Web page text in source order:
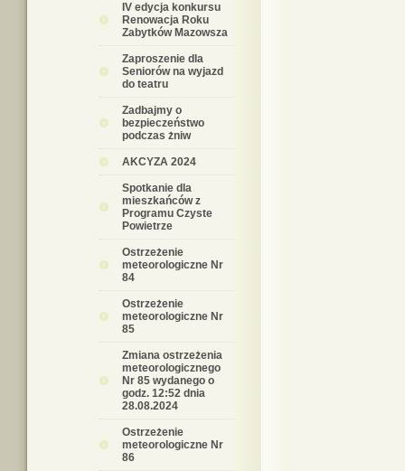
IV edycja konkursu
Renowacja Roku
Zabytków Mazowsza
Zaproszenie dla
Seniorów na wyjazd
do teatru
Zadbajmy o
bezpieczeństwo
podczas żniw
AKCYZA 2024
Spotkanie dla
mieszkańców z
Programu Czyste
Powietrze
Ostrzeżenie
meteorologiczne Nr
84
Ostrzeżenie
meteorologiczne Nr
85
Zmiana ostrzeżenia
meteorologicznego
Nr 85 wydanego o
godz. 12:52 dnia
28.08.2024
Ostrzeżenie
meteorologiczne Nr
86